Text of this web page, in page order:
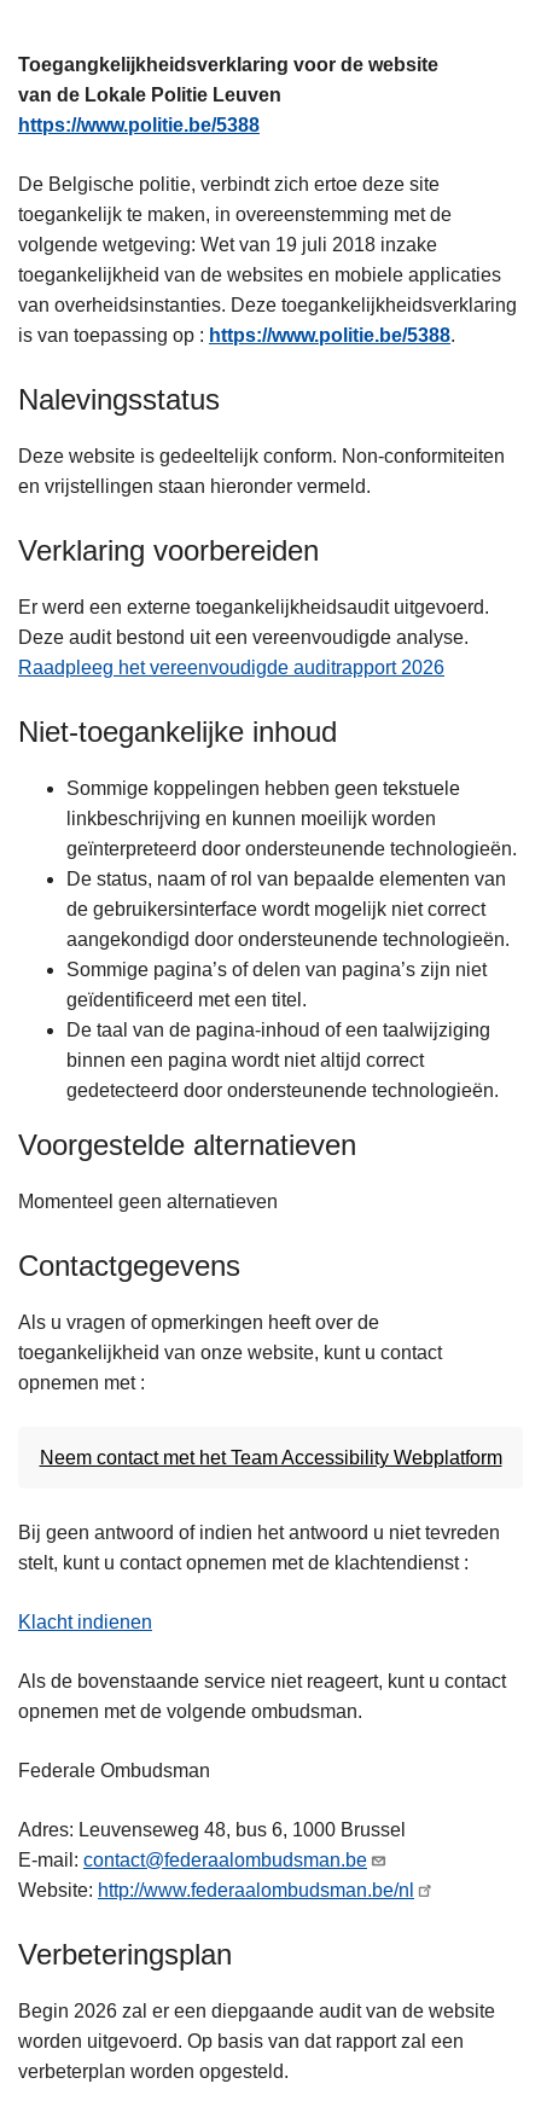
Toegangkelijkheidsverklaring voor de website
van de Lokale Politie Leuven
https://www.politie.be/5388
De Belgische politie, verbindt zich ertoe deze site
toegankelijk te maken, in overeenstemming met de
volgende wetgeving: Wet van 19 juli 2018 inzake
toegankelijkheid van de websites en mobiele applicaties
van overheidsinstanties. Deze toegankelijkheidsverklaring
is van toepassing op : https://www.politie.be/5388.
Nalevingsstatus
Deze website is gedeeltelijk conform. Non-conformiteiten
en vrijstellingen staan hieronder vermeld.
Verklaring voorbereiden
Er werd een externe toegankelijkheidsaudit uitgevoerd.
Deze audit bestond uit een vereenvoudigde analyse.
Raadpleeg het vereenvoudigde auditrapport 2026
Niet-toegankelijke inhoud
Sommige koppelingen hebben geen tekstuele
linkbeschrijving en kunnen moeilijk worden
geïnterpreteerd door ondersteunende technologieën.
De status, naam of rol van bepaalde elementen van
de gebruikersinterface wordt mogelijk niet correct
aangekondigd door ondersteunende technologieën.
Sommige pagina’s of delen van pagina’s zijn niet
geïdentificeerd met een titel.
De taal van de pagina-inhoud of een taalwijziging
binnen een pagina wordt niet altijd correct
gedetecteerd door ondersteunende technologieën.
Voorgestelde alternatieven
Momenteel geen alternatieven
Contactgegevens
Als u vragen of opmerkingen heeft over de
toegankelijkheid van onze website, kunt u contact
opnemen met :
Neem contact met het Team Accessibility Webplatform
Bij geen antwoord of indien het antwoord u niet tevreden
stelt, kunt u contact opnemen met de klachtendienst :
Klacht indienen
Als de bovenstaande service niet reageert, kunt u contact
opnemen met de volgende ombudsman.
Federale Ombudsman
Adres: Leuvenseweg 48, bus 6, 1000 Brussel
E-mail: contact@federaalombudsman.be
Website: http://www.federaalombudsman.be/nl
Verbeteringsplan
Begin 2026 zal er een diepgaande audit van de website
worden uitgevoerd. Op basis van dat rapport zal een
verbeterplan worden opgesteld.